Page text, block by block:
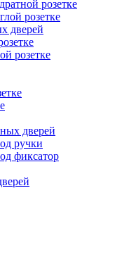
розетке
розетке
дверей
розетке
дверей
ручки
фиксатор